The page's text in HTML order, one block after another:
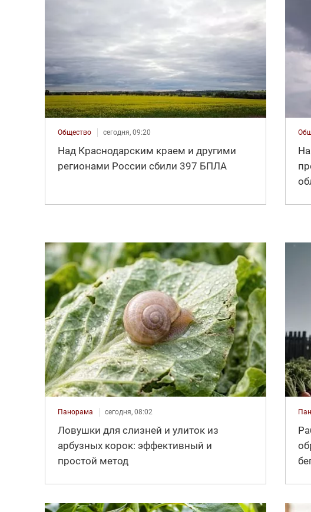
Общество сегодня, 09:20
Над Краснодарским краем и другими
регионами России сбили 397 БПЛА
Панорама сегодня, 08:02
Ловушки для слизней и улиток из
арбузных корок: эффективный и
простой метод